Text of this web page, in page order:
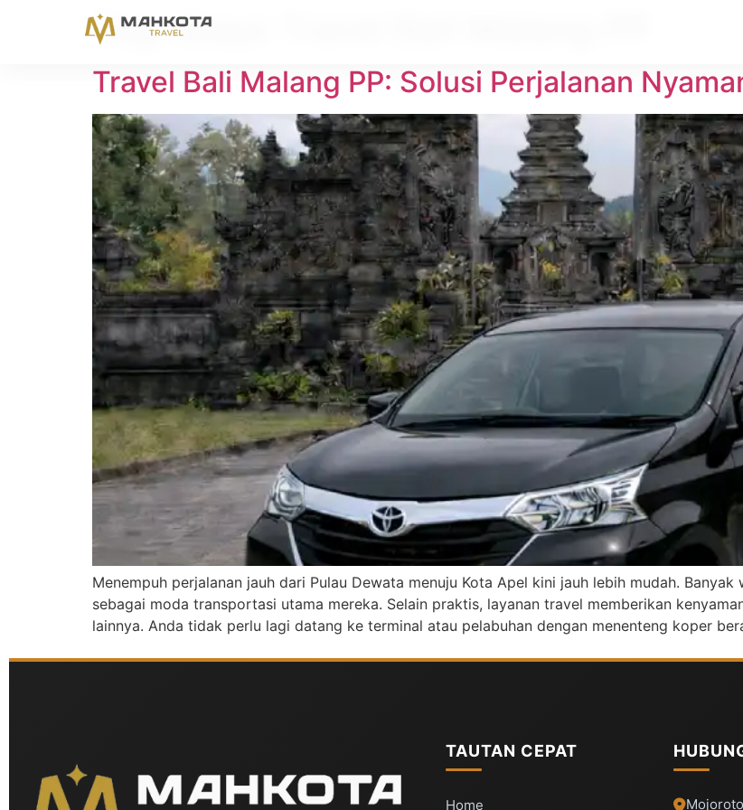
Tag:Biaya Travel Bali Malang PP
Travel Bali Malang PP: Solusi Perjalanan
Menempuh perjalanan jauh dari Pulau Dewata menuju Kota Apel kini jauh lebih mudah.
sebagai moda transportasi utama mereka. Selain praktis, layanan travel memberikan
lainnya. Anda tidak perlu lagi datang ke terminal atau pelabuhan dengan menenteng koper
TAUTAN CEPAT
Home